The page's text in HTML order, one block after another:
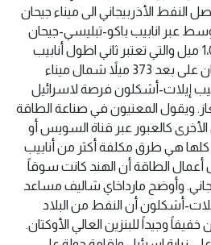
النفط الأذربيجاني الى ميناء جيحان
عبر انابيب باكو-تبليسي-جيحان
الحديثة التدشين بطول 1،058 ميل والتي تعتبر ثاني اطول أنابيب
النفط في العالم. وتقع جيحان على بعد 373 ميلاً شمال ميناء
إيلات-أشكلون فرصة لاسرائيل
ويقول المعنيون في صناعة الطاقة
الأخرى كالعبور عبر قناة السويس أو
كلها هي طرق مكلفة أكثر من أنابيب
الطاقة أن الهند كانت سوقاً
وأوضح مارداخاي شاليف مساعد
أشكلون أن النفط من البلاد
وجيداً للبنزين العالي الأوكتان.